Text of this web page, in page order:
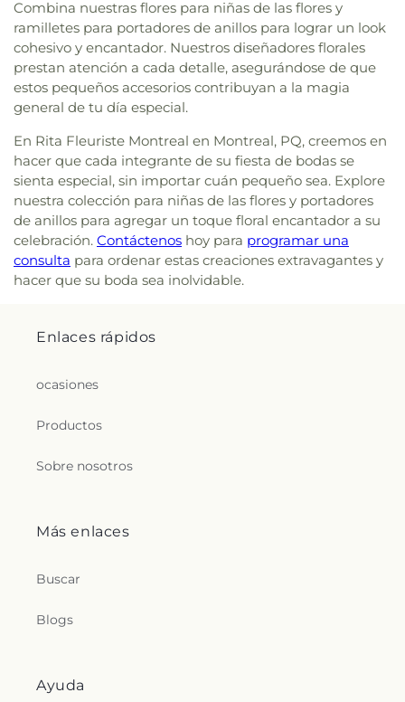
Combina nuestras flores para niñas de las flores y
ramilletes para portadores de anillos para lograr un look
cohesivo y encantador. Nuestros diseñadores florales
prestan atención a cada detalle, asegurándose de que
estos pequeños accesorios contribuyan a la magia
general de tu día especial.
En Rita Fleuriste Montreal en Montreal, PQ, creemos en
hacer que cada integrante de su fiesta de bodas se
sienta especial, sin importar cuán pequeño sea. Explore
nuestra colección para niñas de las flores y portadores
de anillos para agregar un toque floral encantador a su
celebración. Contáctenos hoy para programar una
consulta para ordenar estas creaciones extravagantes y
hacer que su boda sea inolvidable.
Enlaces rápidos
ocasiones
Productos
Sobre nosotros
Más enlaces
Buscar
Blogs
Ayuda